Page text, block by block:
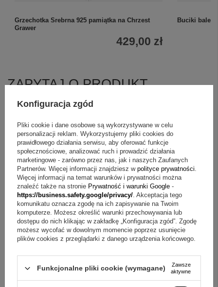
+2
Zobacz więcej
Grzechotka Srebrna 925 pamiątka na Chrzest
Grawer
429,00 zł
Buciki
ZAPYTAJ O PRODUKT
Jeżeli powyższy opis jest dla Ciebie niewystarczający, prześlij nam
szybko jak tylko będzie to możliwe.Dane są przetwarzane zgodnie z
polityką prywatności. Przesyłając je, akceptujesz jej postanowienia.
E-mail
Pytanie
Konfiguracja zgód
Pliki cookie i dane osobowe są wykorzystywane w celu
personalizacji reklam. Wykorzystujemy pliki cookies do
prawidłowego działania serwisu, aby oferować funkcje
społecznościowe, analizować ruch i prowadzić działania
marketingowe - zarówno przez nas, jak i naszych Zaufanych
Partnerów. Więcej informacji znajdziesz w polityce prywatności.
Więcej informacji na temat warunków i prywatności można
znaleźć także na stronie Prywatność i warunki Google -
https://business.safety.google/privacy/. Akceptacja tego
komunikatu oznacza zgodę na ich zapisywanie na Twoim
komputerze. Możesz określić warunki przechowywania lub
dostępu do nich klikając w zakładkę „Konfiguracja zgód”. Zgodę
możesz wycofać w dowolnym momencie poprzez usunięcie
plików cookies z przeglądarki z danego urządzenia końcowego.
Funkcjonalne pliki cookie (wymagane)
Zawsze
aktywne